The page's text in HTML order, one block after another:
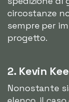
circostanze
sempre per
progetto.
2. Kevin
Nonostante